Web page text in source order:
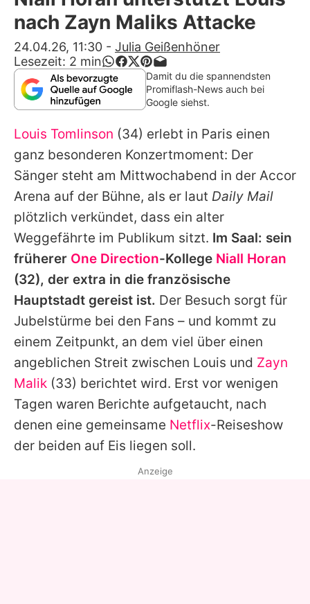
Alle Themen auf Promiflash
App runterladen
Team
Redaktionelle Richtlinien
Impressum
Nutzungsbedingungen
Utiq verwalten
nach Zayn Maliks Attacke
24.04.26, 11:30 - Julia Geißenhöner
Lesezeit: 2 min
Damit du die spannendsten
Promiflash-News auch bei
Google siehst.
Louis Tomlinson (34) erlebt in Paris einen
ganz besonderen Konzertmoment: Der
Sänger steht am Mittwochabend in der Accor
Arena auf der Bühne, als er laut Daily Mail
plötzlich verkündet, dass ein alter
Weggefährte im Publikum sitzt. Im Saal: sein
früherer One Direction-Kollege Niall Horan
(32), der extra in die französische
Hauptstadt gereist ist. Der Besuch sorgt für
Jubelstürme bei den Fans – und kommt zu
einem Zeitpunkt, an dem viel über einen
angeblichen Streit zwischen Louis und Zayn
Malik (33) berichtet wird. Erst vor wenigen
Tagen waren Berichte aufgetaucht, nach
denen eine gemeinsame Netflix-Reiseshow
der beiden auf Eis liegen soll.
Anzeige